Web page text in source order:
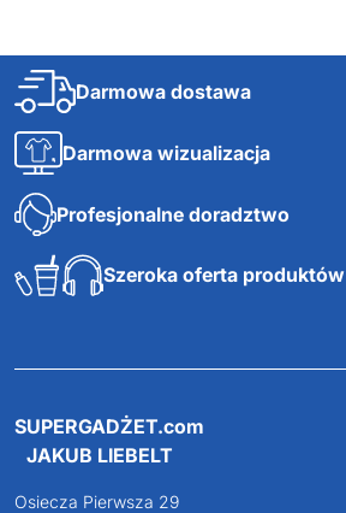
Darmowa dostawa
Darmowa wizualizacja
Profesjonalne doradztwo
Szeroka oferta produktów
SUPERGADŻET.com
JAKUB LIEBELT
Osiecza Pierwsza 29